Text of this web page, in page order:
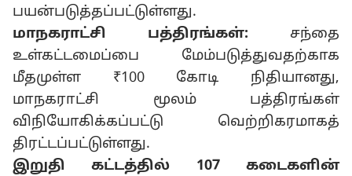
பயன்படுத்தப்பட்டுள்ளது.
மாநகராட்சி பத்திரங்கள்: சந்தை
உள்கட்டமைப்பை மேம்படுத்துவதற்காக
மீதமுள்ள ₹100 கோடி நிதியானது,
மாநகராட்சி மூலம் பத்திரங்கள்
விநியோகிக்கப்பட்டு வெற்றிகரமாகத்
திரட்டப்பட்டுள்ளது.
இறுதி கட்டத்தில் 107 கடைகளின்